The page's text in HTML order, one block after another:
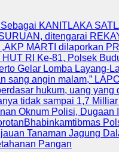
KANITLAKA
ditengarai
MARTI dilaporkan
HUT RI Ke-81, Polsek
Gelar Lomba Layang-
sang angin malam,”
hukum, uang yang
tidak sampai 1,7 Milliar
Oknum Polisi, Dugaan
Bhabinkamtibmas
Tanaman Jagung
Pangan